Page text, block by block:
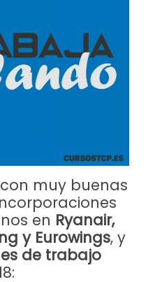
muy buenas
en Ryanair,
y Eurowings, y
de trabajo